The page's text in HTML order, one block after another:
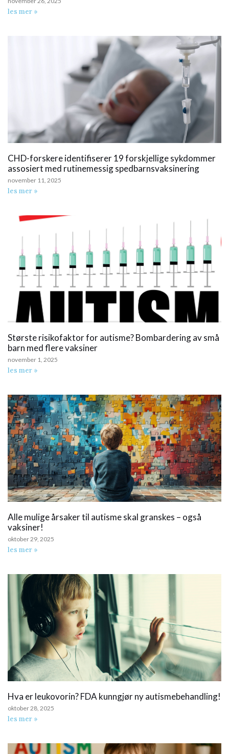
les mer »
CHD-forskere identifiserer 19 forskjellige sykdommer
assosiert med rutinemessig spedbarnsvaksinering
november 11, 2025
les mer »
Største risikofaktor for autisme? Bombardering av små
barn med flere vaksiner
november 1, 2025
les mer »
Alle mulige årsaker til autisme skal granskes – også
vaksiner!
oktober 29, 2025
les mer »
Hva er leukovorin? FDA kunngjør ny autismebehandling!
oktober 28, 2025
les mer »